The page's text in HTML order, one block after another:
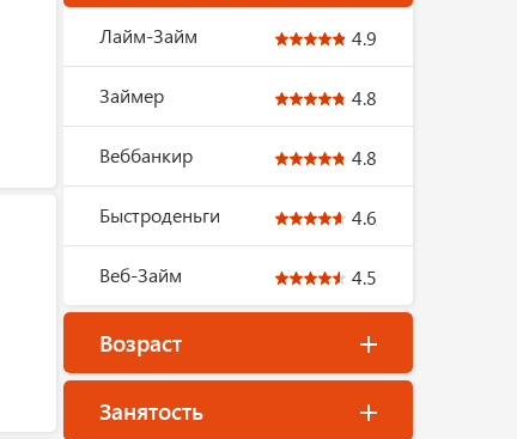
Лайм-Займ 4.9
Займер 4.8
Веббанкир 4.8
Быстроденьги 4.6
Веб-Займ 4.5
Возраст
Занятость